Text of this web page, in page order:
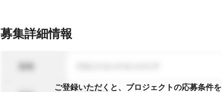
募集詳細情報
ご登録いただくと、プロジェクトの応募条件を